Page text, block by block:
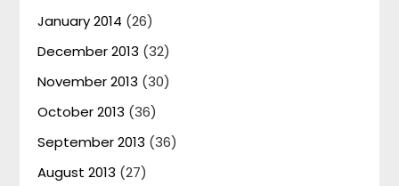
January 2014 (26)
December 2013 (32)
November 2013 (30)
October 2013 (36)
September 2013 (36)
August 2013 (27)